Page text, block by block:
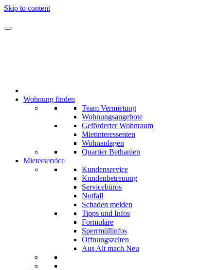
Skip to content
Wohnung finden
Team Vermietung
Wohnungsangebote
Geförderter Wohnraum
Mietinteressenten
Wohnanlagen
Quartier Bethanien
Mieterservice
Kundenservice
Kundenbetreuung
Servicebüros
Notfall
Schaden melden
Tipps und Infos
Formulare
Sperrmüllinfos
Öffnungszeiten
Aus Alt mach Neu